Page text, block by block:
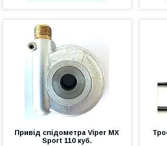
Привід спідометра Viper MX
Sport 110 куб.